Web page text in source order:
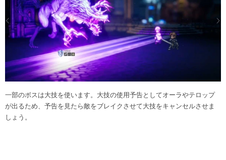
一部のボスは大技を使います。大技の使用予告としてオーラやテロップ
が出るため、予告を見たら敵をブレイクさせて大技をキャンセルさせま
しょう。